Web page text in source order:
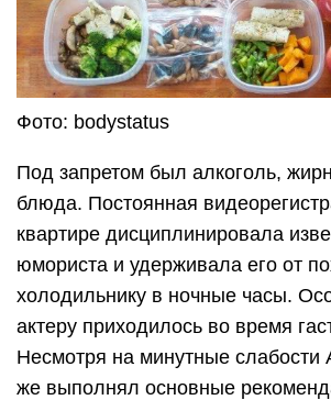
Фото: bodystatus
Под запретом был алкоголь,
блюда. Постоянная
квартире дисциплинировала
юмориста и удерживала его от
холодильнику в ночные часы.
актеру приходилось во время
Несмотря на минутные слабости
же выполнял основные